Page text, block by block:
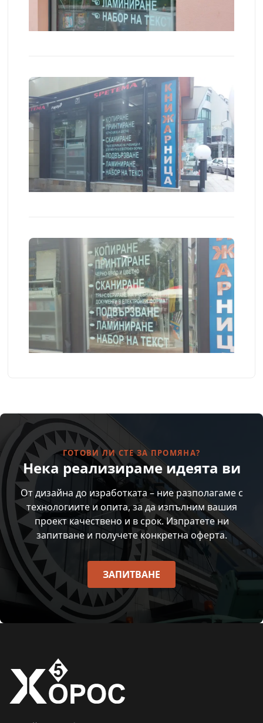
ГОТОВИ ЛИ СТЕ ЗА ПРОМЯНА?
Нека реализираме идеята ви
От дизайна до изработката – ние разполагаме с
технологиите и опита, за да изпълним вашия
проект качествено и в срок. Изпратете ни
запитване и получете конкретна оферта.
ЗАПИТВАНЕ